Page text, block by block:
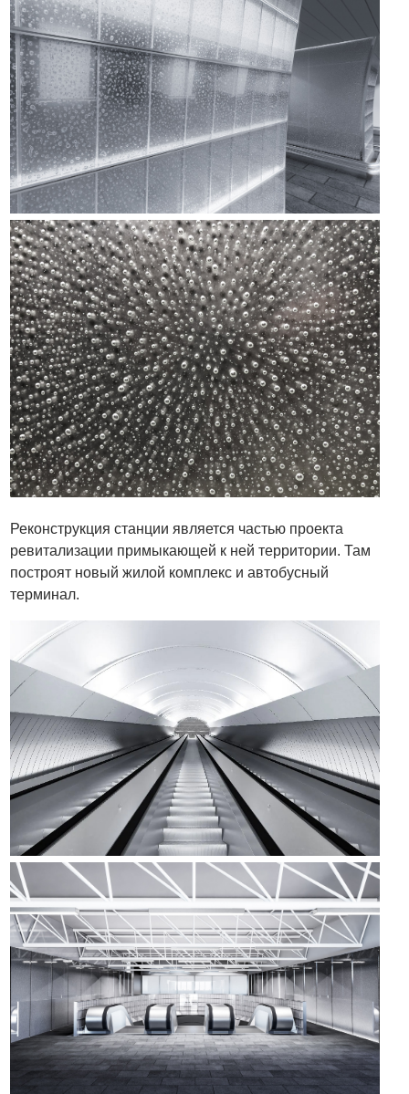
Реконструкция станции является частью проекта
ревитализации примыкающей к ней территории. Там
построят новый жилой комплекс и автобусный
терминал.